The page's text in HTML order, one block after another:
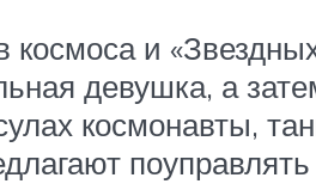
космоса и
девушка, а
космонавты,